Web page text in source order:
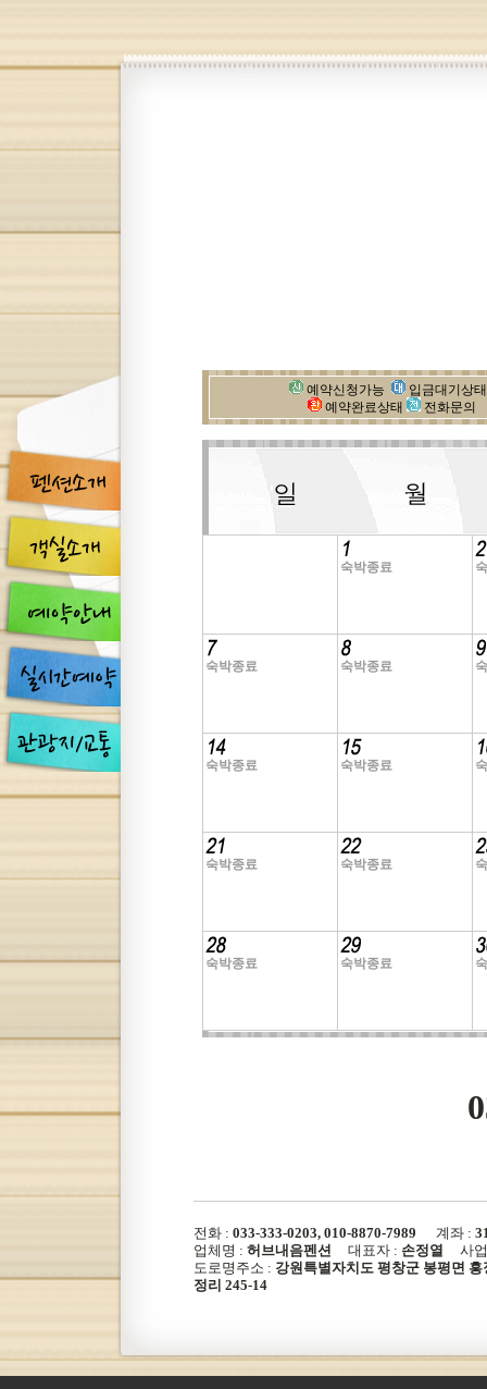
예약신청가능
입금대기상
예약완료상태
전화문의
숙박종료
숙박종료 숙박종료
숙박종료 숙박종료
숙박종료 숙박종료
숙박종료 숙박종료
전화 : 033-333-0203, 010-8870-7989 계좌 :
업체명 : 허브내음펜션 대표자 : 손정열
사업
도로명주소 : 강원특별자치도 평창군 봉평면
정리 245-14